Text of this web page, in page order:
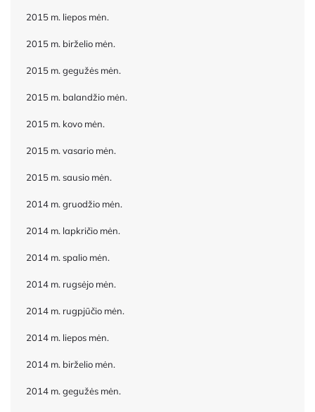
2015 m. liepos mėn.
2015 m. birželio mėn.
2015 m. gegužės mėn.
2015 m. balandžio mėn.
2015 m. kovo mėn.
2015 m. vasario mėn.
2015 m. sausio mėn.
2014 m. gruodžio mėn.
2014 m. lapkričio mėn.
2014 m. spalio mėn.
2014 m. rugsėjo mėn.
2014 m. rugpjūčio mėn.
2014 m. liepos mėn.
2014 m. birželio mėn.
2014 m. gegužės mėn.